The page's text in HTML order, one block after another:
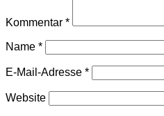
Kommentar *
Name *
E-Mail-Adresse *
Website